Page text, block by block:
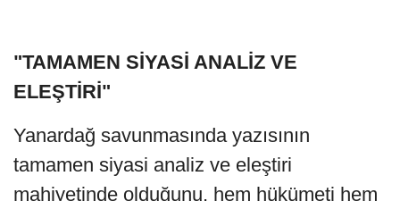
"TAMAMEN SİYASİ ANALİZ VE
ELEŞTİRİ"
Yanardağ savunmasında yazısının
tamamen siyasi analiz ve eleştiri
mahiyetinde olduğunu, hem hükümeti hem